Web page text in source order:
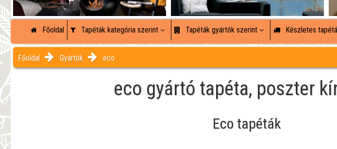
Főoldal Tapéták kategória szerint Tapéták gyártók szerint Készletes
Főoldal Gyártók eco
eco gyártó tapéta, poszter
Eco tapéták